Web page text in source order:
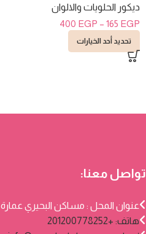
ديكور الحلويات والالوان
165 EGP
–
400 EGP
تحديد أحد الخيارات
تواصل معنا:
عنوان المحل : مساكن البحيري عمارة 6 ب بجوار مسجد قباء - بورفواد - بورسعيد
هاتف: +201200778252